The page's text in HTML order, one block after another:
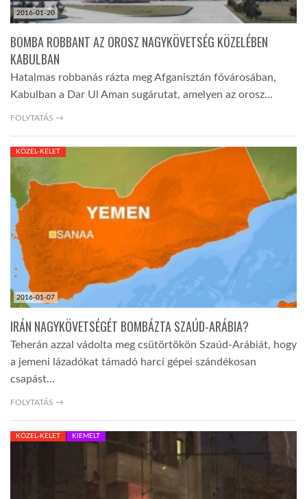
A NAP SZÉPE
LINKTR.EE
DOBRAVERO.HU
LATIMO.HU
GLOBOBOOK
2016-01-20
BOMBA ROBBANT AZ OROSZ NAGYKÖVETSÉG KÖZELÉBEN
KABULBAN
Hatalmas robbanás rázta meg Afganisztán fővárosában,
Kabulban a Dar Ul Aman sugárutat, amelyen az orosz…
FOLYTATÁS →
2016-01-07
KÖZEL-KELET
IRÁN NAGYKÖVETSÉGÉT BOMBÁZTA SZAÚD-ARÁBIA?
Teherán azzal vádolta meg csütörtökön Szaúd-Arábiát, hogy
a jemeni lázadókat támadó harci gépei szándékosan
csapást…
FOLYTATÁS →
KÖZEL-KELET KIEMELT